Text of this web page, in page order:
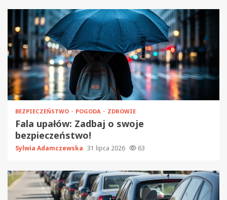
BEZPIECZEŃSTWO POGODA ZDROWIE
Fala upałów: Zadbaj o swoje
bezpieczeństwo!
Sylwia Adamczewska 31 lipca 2026 63